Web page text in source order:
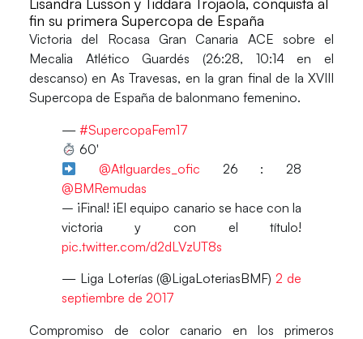
fin su primera Supercopa de España
Victoria del Rocasa Gran Canaria ACE sobre el
Mecalia Atlético Guardés (26:28, 10:14 en el
descanso) en As Travesas, en la gran final de laXVIII
Supercopa de España de balonmano femenino.
— #SupercopaFem17
60′
@Atlguardes_ofic 26 : 28
@BMRemudas
–️ ¡Final! ¡El equipo canario se hace con la
victoria y con el título!
pic.twitter.com/d2dLVzUT8s
— Liga Loterías (@LigaLoteriasBMF) 2 de
septiembre de 2017
Compromiso de color canario en los primeros